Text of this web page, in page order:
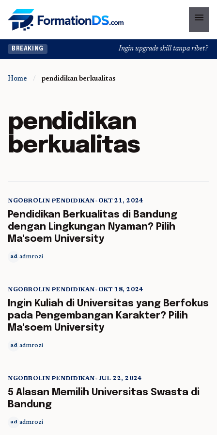
menu
BREAKING Ingin upgrade skill tanpa ribet?
Home / pendidikan berkualitas
pendidikan
berkualitas
NGOBROLIN PENDIDIKAN• OKT 21, 2024
Pendidikan Berkualitas di Bandung
dengan Lingkungan Nyaman? Pilih
Ma'soem University
ad admrozi
5 min read
NGOBROLIN PENDIDIKAN• OKT 18, 2024
Ingin Kuliah di Universitas yang Berfokus
pada Pengembangan Karakter? Pilih
Ma'soem University
ad admrozi
5 min read
NGOBROLIN PENDIDIKAN• JUL 22, 2024
5 Alasan Memilih Universitas Swasta di
Bandung
ad admrozi